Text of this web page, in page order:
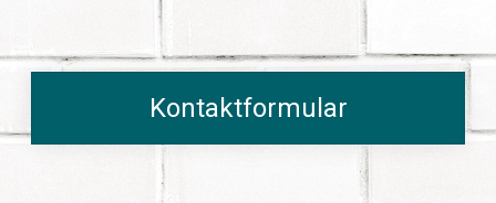
Kontaktformular